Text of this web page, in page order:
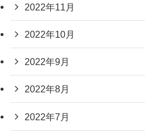
2022年11月
2022年10月
2022年9月
2022年8月
2022年7月